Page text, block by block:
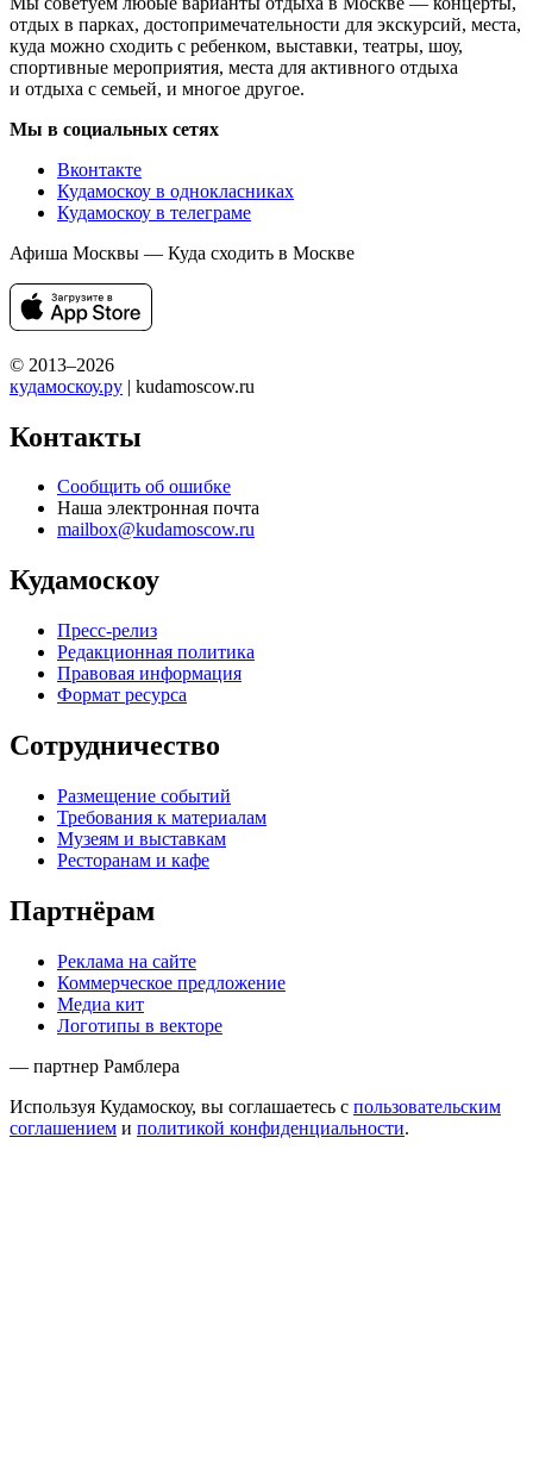
отдых в парках, достопримечательности для экскурсий, места,
куда можно сходить с ребенком, выставки, театры, шоу,
спортивные мероприятия, места для активного отдыха
и отдыха с семьей, и многое другое.
Мы в социальных сетях
Вконтакте
Кудамоскоу в однокласниках
Кудамоскоу в телеграме
Афиша Москвы — Куда сходить в Москве
© 2013–2026
кудамоскоу.ру | kudamoscow.ru
Контакты
Сообщить об ошибке
Наша электронная почта
mailbox@kudamoscow.ru
Кудамоскоу
Пресс-релиз
Редакционная политика
Правовая информация
Формат ресурса
Сотрудничество
Размещение событий
Требования к материалам
Музеям и выставкам
Ресторанам и кафе
Партнёрам
Реклама на сайте
Коммерческое предложение
Медиа кит
Логотипы в векторе
— партнер Рамблера
Используя Кудамоскоу, вы соглашаетесь с пользовательским
соглашением и политикой конфиденциальности.